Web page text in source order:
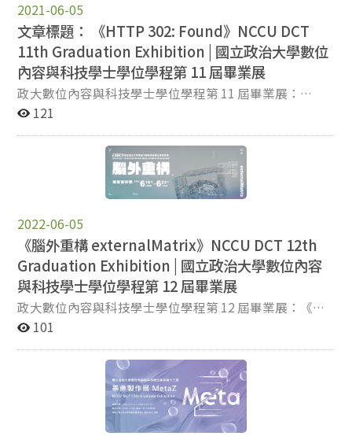
風險管理與保險學系三年級（雙主修資訊科學系）王禹策
同學，榮獲 2026台灣軟體工程研討會（TCSE 2026）大
會最佳海報論文獎。 廖峻鋒老師指導資訊科學系三年級曾
祈綸同學，榮獲 2026台灣軟體工程研討會（TCSE
2026）大會最佳英文論文獎。 廖峻鋒老師指導本學程吳
唯禎同學，榮獲 2026台灣軟體工程研討會（TCSE
2026）大會佳作中文論文獎。 其中，吳唯禎同學發表之
論文：〈探索 DBSP 應用於提升 Event Sourcing 讀取模
型效能之可行性〉 榮獲本屆研討會佳作中文論文獎肯定，
充分展現本學程學生於軟體工程與數位科技領域之研究成
果與實務應用能力。 恭喜所有獲獎同學，也感謝廖峻鋒老
2021-06-05
文章標題： 《HTTP 302: Found》NCCU DCT
11th Graduation Exhibition | 國立政治大學數位
內容與科技學士學位學程第 11 屆畢業展
政大數位內容與科技學士學位學程第 11 屆畢業展：
《HTTP 302: Found》 「穿過無數次迷惘的 404 錯誤迴
次的 404 Not Found 中駐足徬徨，試圖在數位荒原中搜尋
存在的訊號。而本屆畢業展以狀態碼「HTTP 302:
Found」為名，表述一場暫時性的重新定向（Found /
碰撞不再是徒勞，而是被重新編譯成前往新方向的轉址路
徑。 這是一場關於定位與躍遷的集體行動。創作者們將迷
惘內化為程式、設計與藝術的能量，誠摯邀請你與我們一
同重置當前的感知座標，順著這條跳轉的傳輸路徑，向著
浩瀚無垠的未來全速衝刺。 想打破盲目的無效請求、解鎖
屬於你的全新導向嗎？我們邀請你成為這場重新定位的關
鍵節點。歡迎蒞臨政大數位內容第 11 屆畢業展：《HTTP
302: Found》！ ▍展覽資訊 導向時間 ｜
2020/05/19（二）至 2020/05/23（六） 實驗空間 ｜ 政
治大學達賢圖書館 入場權限 ｜ 免費入場。無需預約報
名，歡迎自由參觀。
121
2022-06-05
《腦外重構 externalMatrix》NCCU DCT 12th
Graduation Exhibition | 國立政治大學數位內容
與科技學士學位學程第 12 屆畢業展
政大數位內容與科技學士學位學程第 12 屆畢業展：《腦
外重構 externalMatrix》 「當無形的腦內思維通過程式語
的大腦訊息，進而交織出一個龐大的虛擬世界。而本屆畢
業展以「腦外重構 externalMatrix」為名，表述數位程式
編碼的實體轉譯——我們將眾人腦海中抽象的思維、靈感
與詰問，以科技作為中介媒介，在現實世界中進行具象化
101